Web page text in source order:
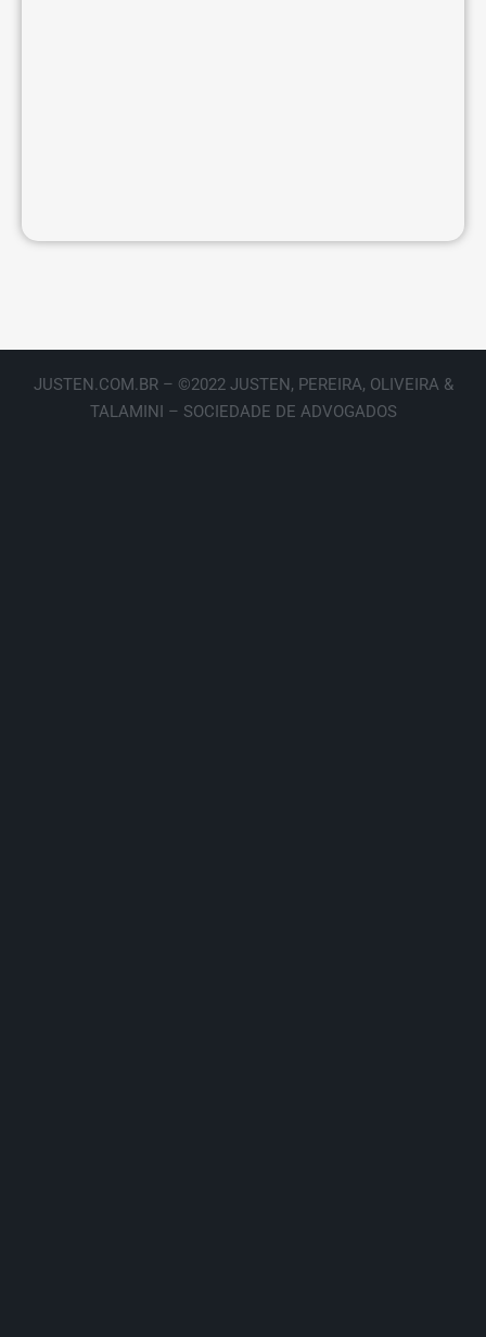
JUSTEN.COM.BR – ©2022 JUSTEN, PEREIRA, OLIVEIRA &
TALAMINI – SOCIEDADE DE ADVOGADOS